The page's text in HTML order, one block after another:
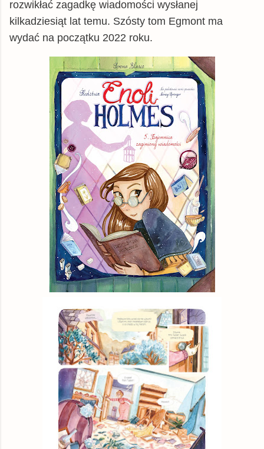
Matras.pl książka
chodnikliteracki.pl
książka
czytam.pl
książka
30,94 zł
inbook.pl
książka
31,21 zł
gildia.pl
książka
31,49 zł
Skladnicaksiegarska.pl
książka
31,50 zł
Empik
książka
32,99 zł
booktime.pl
książka
34,00 zł
Woblink.com książka 38,24 zł
© BUY.BOX
rozwikłać zagadkę wiadomości wysłanej
kilkadziesiąt lat temu. Szósty tom Egmont ma
wydać na początku 2022 roku.